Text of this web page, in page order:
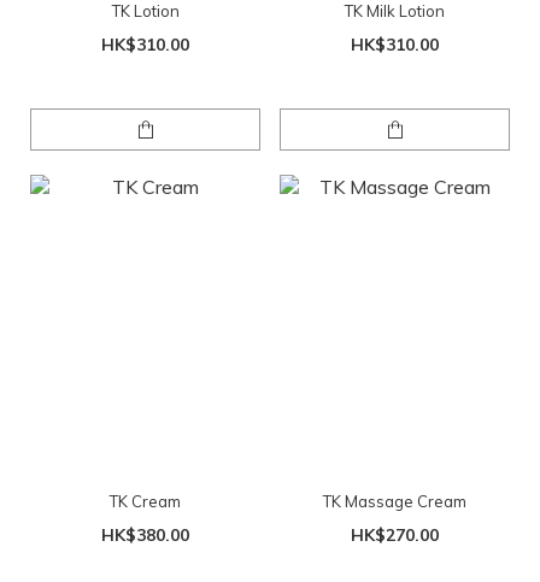
TK Lotion
HK$310.00
TK Milk Lotion
HK$310.00
TK Cream
HK$380.00
TK Massage Cream
HK$270.00